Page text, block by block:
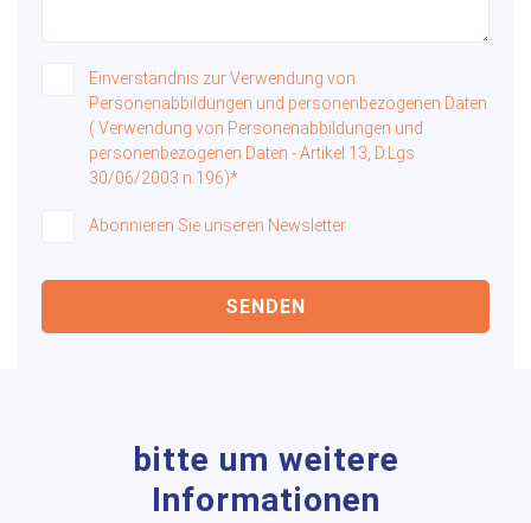
Einverständnis zur Verwendung von
Personenabbildungen und personenbezogenen Daten
( Verwendung von Personenabbildungen und
personenbezogenen Daten - Artikel 13, D.Lgs
30/06/2003 n.196)*
Abonnieren Sie unseren Newsletter
SENDEN
bitte um weitere
Informationen